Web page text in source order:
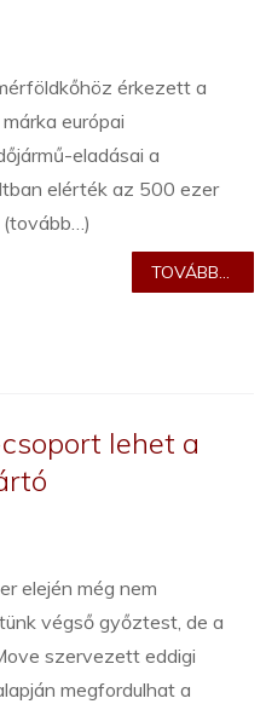
érkezett a
európai
eladásai a
elérték az 500 ezer
TOVÁBB...
lehet a
elején még nem
végső győztest, de a
szervezett eddigi
megfordulhat a